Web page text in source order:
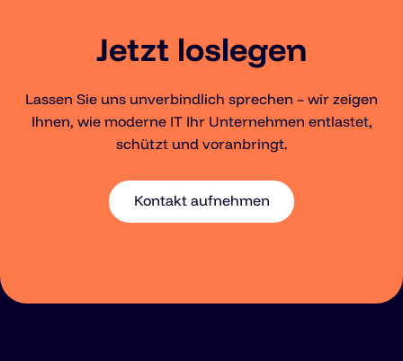
Jetzt loslegen
Lassen Sie uns unverbindlich sprechen – wir zeigen
Ihnen, wie moderne IT Ihr Unternehmen entlastet,
schützt und voranbringt.
Kontakt aufnehmen